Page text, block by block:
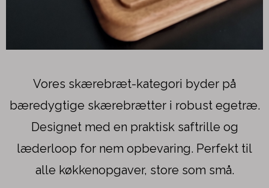
Vores skærebræt-kategori byder på
bæredygtige skærebrætter i robust egetræ.
Designet med en praktisk saftrille og
læderloop for nem opbevaring. Perfekt til
alle køkkenopgaver, store som små.